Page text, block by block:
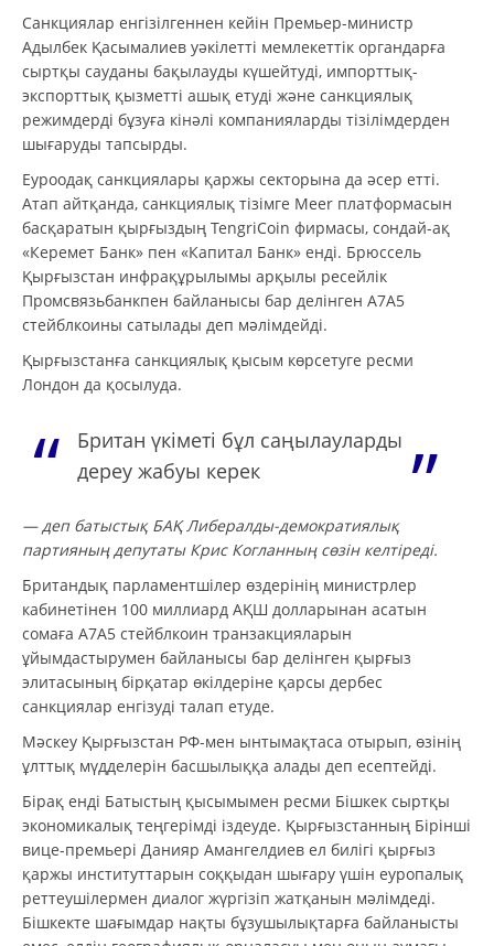
Санкциялар енгізілгеннен кейін Премьер-министр
Адылбек Қасымалиев уәкілетті мемлекеттік органдарға
сыртқы сауданы бақылауды күшейтуді, импорттық-
экспорттық қызметті ашық етуді және санкциялық
режимдерді бұзуға кінәлі компанияларды тізілімдерден
шығаруды тапсырды.
Еуроодақ санкциялары қаржы секторына да әсер етті.
Атап айтқанда, санкциялық тізімге Meer платформасын
басқаратын қырғыздың TengriCoin фирмасы, сондай-ақ
«Керемет Банк» пен «Капитал Банк» енді. Брюссель
Қырғызстан инфрақұрылымы арқылы ресейлік
Промсвязьбанкпен байланысы бар делінген A7A5
стейблкоины сатылады деп мәлімдейді.
Қырғызстанға санкциялық қысым көрсетуге ресми
Лондон да қосылуда.
Британ үкіметі бұл саңылауларды
дереу жабуы керек
— деп батыстық БАҚ Либералды-демократиялық
партияның депутаты Крис Когланның сөзін келтіреді.
Британдық парламентшілер өздерінің министрлер
кабинетінен 100 миллиард АҚШ долларынан асатын
сомаға A7A5 стейблкоин транзакцияларын
ұйымдастырумен байланысы бар делінген қырғыз
элитасының бірқатар өкілдеріне қарсы дербес
санкциялар енгізуді талап етуде.
Мәскеу Қырғызстан РФ-мен ынтымақтаса отырып, өзінің
ұлттық мүдделерін басшылыққа алады деп есептейді.
Бірақ енді Батыстың қысымымен ресми Бішкек сыртқы
экономикалық теңгерімді іздеуде. Қырғызстанның Бірінші
вице-премьері Данияр Амангелдиев ел билігі қырғыз
қаржы институттарын соққыдан шығару үшін еуропалық
реттеушілермен диалог жүргізіп жатқанын мәлімдеді.
Бішкекте шағымдар нақты бұзушылықтарға байланысты